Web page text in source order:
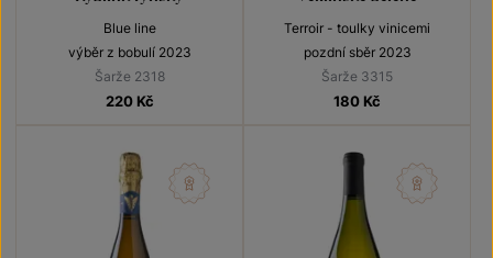
Blue line
výběr z bobulí 2023
Šarže 2318
220 Kč
Terroir - toulky vinicemi
pozdní sběr 2023
Šarže 3315
180 Kč